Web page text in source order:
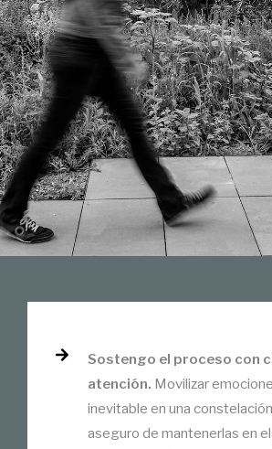
Sostengo el proceso con
atención. Movilizar
inevitable en una
aseguro de mantenerlas en